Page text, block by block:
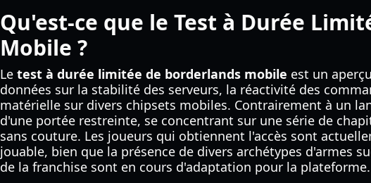
Qu'est-ce que le Test à Durée
Mobile ?
Le test à durée limitée de borderlands mobile est un
données sur la stabilité des serveurs, la réactivité des
matérielle sur divers chipsets mobiles. Contrairement à un
d'une portée restreinte, se concentrant sur une série de
sans couture. Les joueurs qui obtiennent l'accès sont
jouable, bien que la présence de divers archétypes d'armes
de la franchise sont en cours d'adaptation pour la plateforme.